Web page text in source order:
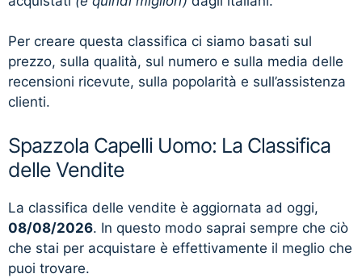
Per creare questa classifica ci siamo basati sul
prezzo, sulla qualità, sul numero e sulla media delle
recensioni ricevute, sulla popolarità e sull’assistenza
clienti.
Spazzola Capelli Uomo: La Classifica
delle Vendite
La classifica delle vendite è aggiornata ad oggi,
08/08/2026. In questo modo saprai sempre che ciò
che stai per acquistare è effettivamente il meglio che
puoi trovare.